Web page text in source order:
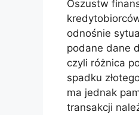
Oszustw
odnośnie
podane dane
czyli różnica
spadku
ma jednak
transakcji